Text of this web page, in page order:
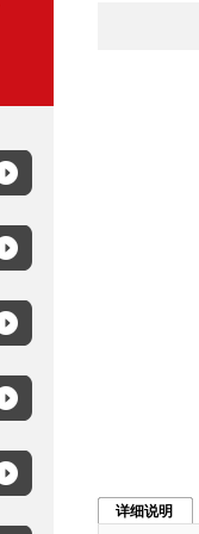
详细说明